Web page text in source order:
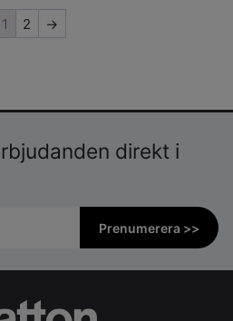
1 2 →
direkt i
Prenumerera >>